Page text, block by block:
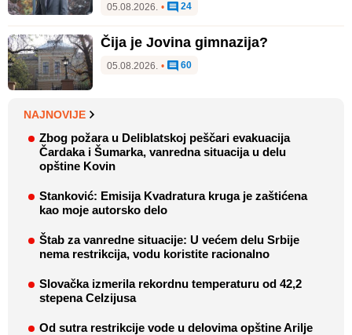
05.08.2026. • 24
Čija je Jovina gimnazija?
05.08.2026. • 60
NAJNOVIJE
Zbog požara u Deliblatskoj peščari evakuacija
Čardaka i Šumarka, vanredna situacija u delu
opštine Kovin
Stanković: Emisija Kvadratura kruga je zaštićena
kao moje autorsko delo
Štab za vanredne situacije: U većem delu Srbije
nema restrikcija, vodu koristite racionalno
Slovačka izmerila rekordnu temperaturu od 42,2
stepena Celzijusa
Od sutra restrikcije vode u delovima opštine Arilje